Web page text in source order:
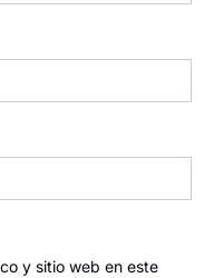
y sitio web en este